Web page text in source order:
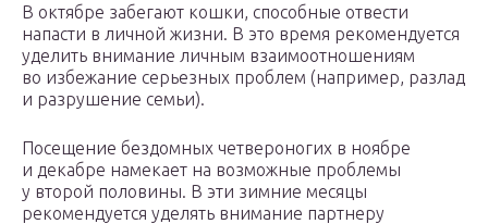
В октябре забегают кошки, способные отвести
напасти в личной жизни. В это время рекомендуется
уделить внимание личным взаимоотношениям
во избежание серьезных проблем (например, разлад
и разрушение семьи).
Посещение бездомных четвероногих в ноябре
и декабре намекает на возможные проблемы
у второй половины. В эти зимние месяцы
рекомендуется уделять внимание партнеру